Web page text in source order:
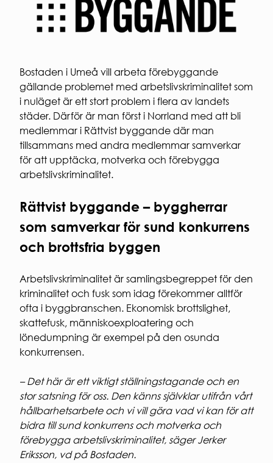
studentbostäder.
Laddning
av el-
och
parkeringsplats
KVARTERSVÄRDAR
KVARTERSRÅD
SÄKERHET
Brandsäkerhet
Elsäkerhet
Gårdssäkerhet
Social
hållbarhet
Ekologisk
faktura
för
Pressbilder
och
Bostaden i Umeå vill arbeta förebyggande
gällande problemet med arbetslivskriminalitet som
i nuläget är ett stort problem i flera av landets
städer. Därför är man först i Norrland med att bli
medlemmar i Rättvist byggande där man
tillsammans med andra medlemmar samverkar
för att upptäcka, motverka och förebygga
arbetslivskriminalitet.
Rättvist byggande – byggherrar
som samverkar för sund konkurrens
och brottsfria byggen
Arbetslivskriminalitet är samlingsbegreppet för den
kriminalitet och fusk som idag förekommer alltför
ofta i byggbranschen. Ekonomisk brottslighet,
skattefusk, människoexploatering och
lönedumpning är exempel på den osunda
konkurrensen.
– Det här är ett viktigt ställningstagande och en
stor satsning för oss. Den känns självklar utifrån vårt
hållbarhetsarbete och vi vill göra vad vi kan för att
bidra till sund konkurrens och motverka och
förebygga arbetslivskriminalitet, säger Jerker
Eriksson, vd på Bostaden.